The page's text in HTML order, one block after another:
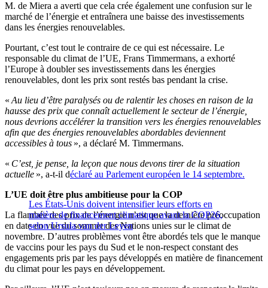
M. de Miera a averti que cela crée également une confusion sur le
marché de l’énergie et entraînera une baisse des investissements
dans les énergies renouvelables.
Pourtant, c’est tout le contraire de ce qui est nécessaire. Le
responsable du climat de l’UE, Frans Timmermans, a exhorté
l’Europe à doubler ses investissements dans les énergies
renouvelables, dont les prix sont restés bas pendant la crise.
« Au lieu d’être paralysés ou de ralentir les choses en raison de la
hausse des prix que connaît actuellement le secteur de l’énergie,
nous devrions accélérer la transition vers les énergies renouvelables
afin que des énergies renouvelables abordables deviennent
accessibles à tous », a déclaré M. Timmermans.
« C’est, je pense, la leçon que nous devons tirer de la situation
actuelle », a-t-il déclaré au Parlement européen le 14 septembre.
Les États-Unis doivent intensifier leurs efforts en
matière de financement climatique avant la COP26,
selon Ursula van der Leyen
L’UE doit être plus ambitieuse pour la COP
La flambée des prix de l’énergie n’est que la dernière préoccupation
en date en vue du sommet des Nations unies sur le climat de
novembre. D’autres problèmes vont être abordés tels que le manque
de vaccins pour les pays du Sud et le non-respect constant des
engagements pris par les pays développés en matière de financement
du climat pour les pays en développement.